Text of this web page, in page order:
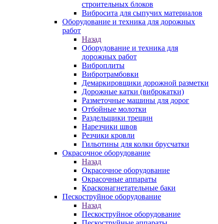
строительных блоков
Вибросита для сыпучих материалов
Оборудование и техника для дорожных
работ
Назад
Оборудование и техника для
дорожных работ
Виброплиты
Вибротрамбовки
Демаркировщики дорожной разметки
Дорожные катки (виброкатки)
Разметочные машины для дорог
Отбойные молотки
Раздельщики трещин
Нарезчики швов
Резчики кровли
Гильотины для колки брусчатки
Окрасочное оборудование
Назад
Окрасочное оборудование
Окрасочные аппараты
Красконагнетательные баки
Пескоструйное оборудование
Назад
Пескоструйное оборудование